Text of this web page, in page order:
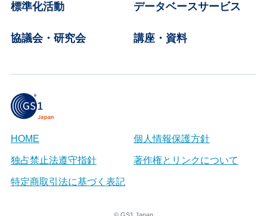
標準化活動 データベースサービス
協議会・研究会 講座・資料
HOME 個人情報保護方針
独占禁止法遵守指針 著作権とリンクについて
特定商取引法に基づく表記
© GS1 Japan